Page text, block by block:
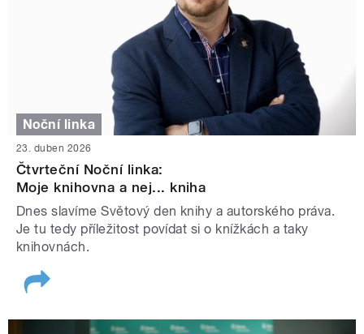
Noční linka
23. duben 2026
Čtvrteční Noční linka:
Moje knihovna a nej... kniha
Dnes slavíme Světový den knihy a autorského práva.
Je tu tedy příležitost povídat si o knížkách a taky
knihovnách.